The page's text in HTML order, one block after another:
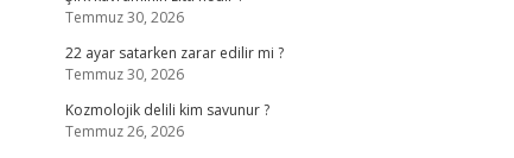
Temmuz 30, 2026
22 ayar satarken zarar edilir mi ?
Temmuz 30, 2026
Kozmolojik delili kim savunur ?
Temmuz 26, 2026